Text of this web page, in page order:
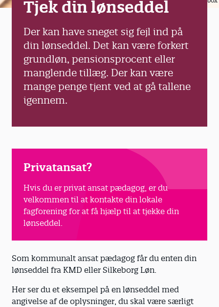
Tjek din lønseddel
Der kan have sneget sig fejl ind på
din lønseddel. Det kan være forkert
grundløn, pensionsprocent eller
manglende tillæg. Der kan være
mange penge tjent ved at gå tallene
igennem.
Privatansat?
Hvis du er privat ansat pædagog, er du
velkommen til at kontakte din lokale
fagforening for at få hjælp til at tjekke din
lønseddel.
Som kommunalt ansat pædagog får du enten din
lønseddel fra KMD eller Silkeborg Løn.
Her ser du et eksempel på en lønseddel med
angivelse af de oplysninger, du skal være særligt